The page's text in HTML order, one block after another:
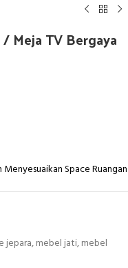
Meja TV Bergaya
Space Ruangan
jepara,mebel jati,mebel